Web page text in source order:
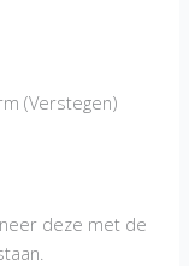
(Verstegen)
deze met de